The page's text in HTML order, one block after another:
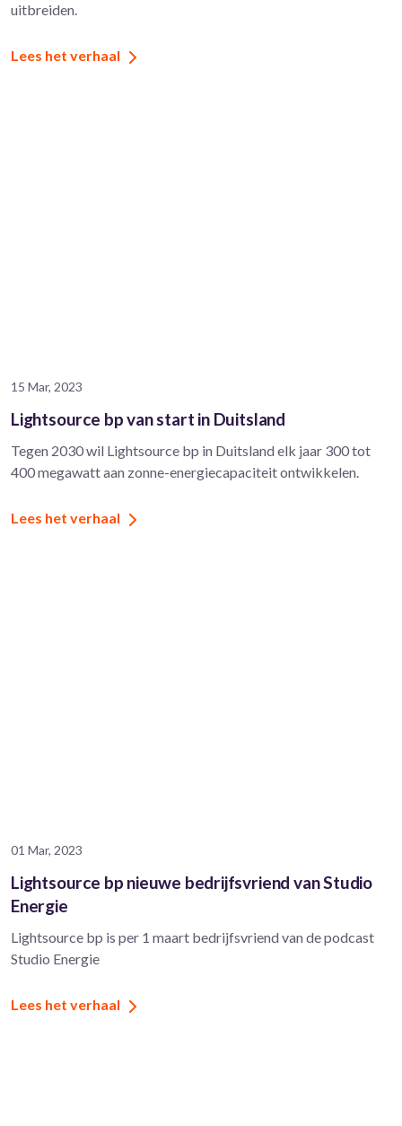
uitbreiden.
Lees het verhaal
15 Mar, 2023
Lightsource bp van start in Duitsland
Tegen 2030 wil Lightsource bp in Duitsland elk jaar 300 tot
400 megawatt aan zonne-energiecapaciteit ontwikkelen.
Lees het verhaal
01 Mar, 2023
Lightsource bp nieuwe bedrijfsvriend van Studio
Energie
Lightsource bp is per 1 maart bedrijfsvriend van de podcast
Studio Energie
Lees het verhaal